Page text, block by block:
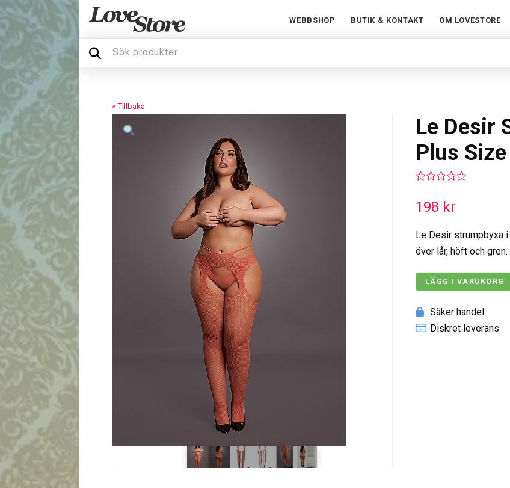
WEBBSHOP BUTIK & KONTAKT OM LOVESTORE
« Tillbaka
Le Desir
Plus Size
out
198 kr
Le Desir strumpbyxa
över lår, höft och
LÄGG I VARUKORG
Säker handel
Diskret leverans